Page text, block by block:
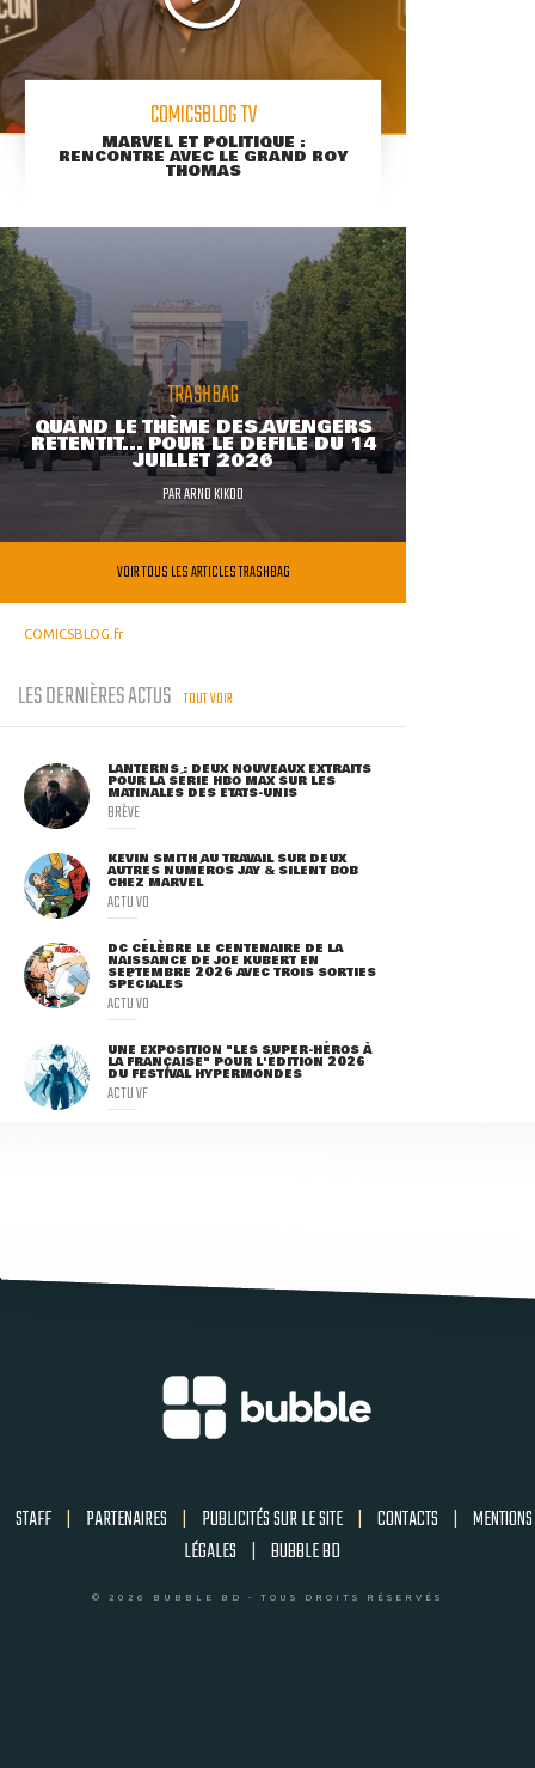
COMICSBLOG TV
MARVEL ET POLITIQUE :
RENCONTRE AVEC LE GRAND ROY
THOMAS
TRASHBAG
QUAND LE THÈME DES AVENGERS
RETENTIT... POUR LE DÉFILÉ DU 14
JUILLET 2026
PARARNO KIKOO
VOIR TOUS LES ARTICLES TRASHBAG
COMICSBLOG.fr
LES DERNIÈRES ACTUS TOUT VOIR
LANTERNS : DEUX NOUVEAUX EXTRAITS
POUR LA SÉRIE HBO MAX SUR LES
MATINALES DES ETATS-UNIS
BRÈVE
KEVIN SMITH AU TRAVAIL SUR DEUX
AUTRES NUMÉROS JAY & SILENT BOB
CHEZ MARVEL
ACTU VO
DC CÉLÈBRE LE CENTENAIRE DE LA
NAISSANCE DE JOE KUBERT EN
SEPTEMBRE 2026 AVEC TROIS SORTIES
SPÉCIALES
ACTU VO
UNE EXPOSITION "LES SUPER-HÉROS À
LA FRANÇAISE" POUR L'ÉDITION 2026
DU FESTIVAL HYPERMONDES
ACTU VF
STAFF | PARTENAIRES | PUBLICITÉS SUR LE SITE | CONTACTS | MENTIONS
LÉGALES | BUBBLE BD
© 2026 BUBBLE BD - TOUS DROITS RÉSERVÉS